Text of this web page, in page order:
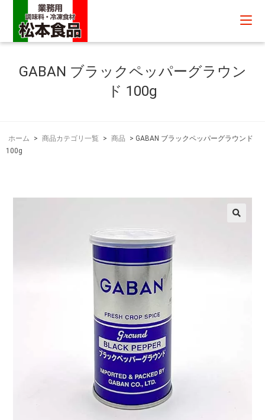
GABAN ブラックペッパーグラウン
ド 100g
ホーム > 商品カテゴリ一覧 > 商品 > GABAN ブラックペッパーグラウンド
100g